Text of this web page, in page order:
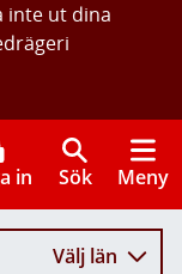
inte ut dina
in Sök Meny
Välj län